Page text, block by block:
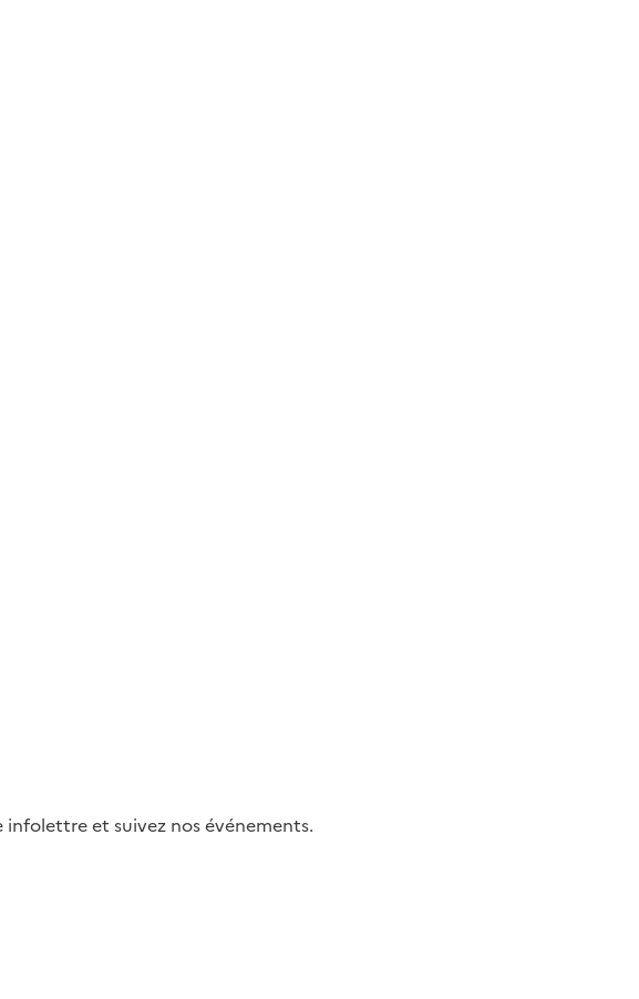
et suivez nos événements.